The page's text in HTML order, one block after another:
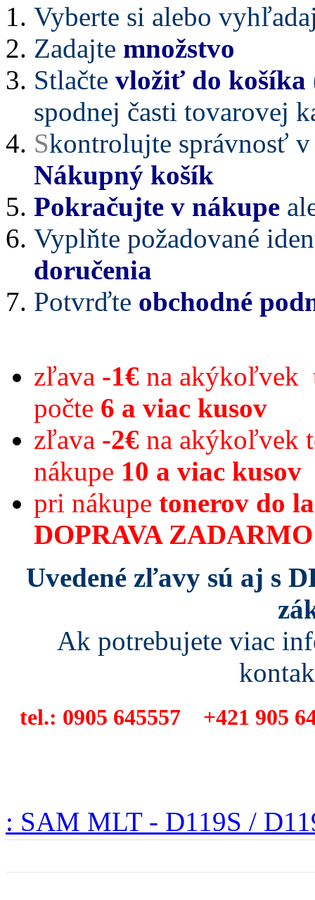
Vyberte si alebo
Zadajte množstvo
Stlačte vložiť do košíka
spodnej časti tovarovej
Skontrolujte správnosť
Nákupný košík
Pokračujte v nákupe
Vyplňte požadované
doručenia
Potvrďte obchodné
zľava -1€ na akýkoľvek
počte 6 a viac kusov
zľava -2€ na akýkoľvek
nákupe 10 a viac kusov
pri nákupe tonerov do
DOPRAVA
Uvedené zľavy sú aj s
Ak potrebujete viac
tel.: 0905 645557 +421 905
: SAM MLT - D119S /